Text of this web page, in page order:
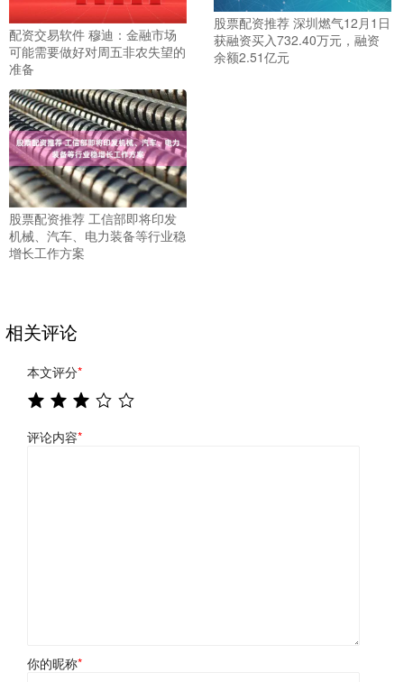
配资交易软件 穆迪：金融市场
可能需要做好对周五非农失望的
准备
股票配资推荐 深圳燃气12月1日
获融资买入732.40万元，融资
余额2.51亿元
股票配资推荐 工信部即将印发
机械、汽车、电力装备等行业稳
增长工作方案
相关评论
本文评分*
评论内容*
你的昵称*